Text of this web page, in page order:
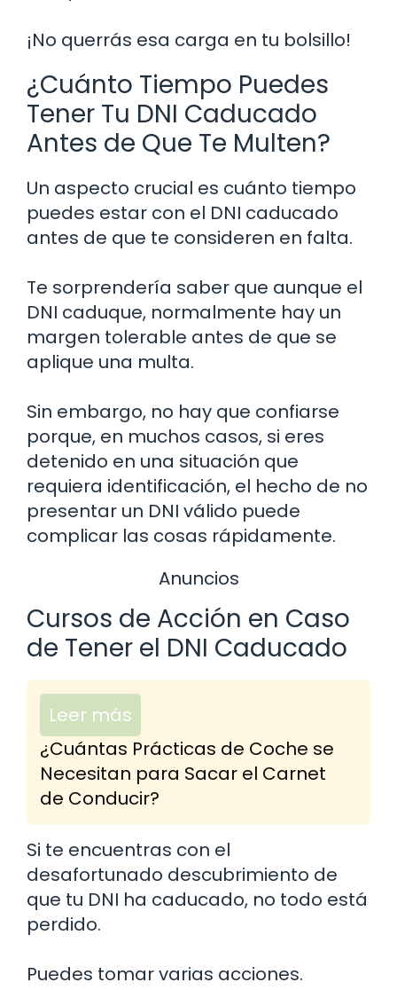
¡No querrás esa carga en tu bolsillo!
¿Cuánto Tiempo Puedes
Tener Tu DNI Caducado
Antes de Que Te Multen?
Un aspecto crucial es cuánto tiempo
puedes estar con el DNI caducado
antes de que te consideren en falta.
Te sorprendería saber que aunque el
DNI caduque, normalmente hay un
margen tolerable antes de que se
aplique una multa.
Sin embargo, no hay que confiarse
porque, en muchos casos, si eres
detenido en una situación que
requiera identificación, el hecho de no
presentar un DNI válido puede
complicar las cosas rápidamente.
Anuncios
Cursos de Acción en Caso
de Tener el DNI Caducado
Leer más
¿Cuántas Prácticas de Coche se
Necesitan para Sacar el Carnet
de Conducir?
Si te encuentras con el
desafortunado descubrimiento de
que tu DNI ha caducado, no todo está
perdido.
Puedes tomar varias acciones.